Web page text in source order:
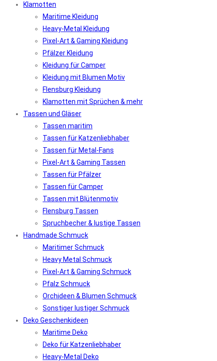
Klamotten
Maritime Kleidung
Heavy-Metal Kleidung
Pixel-Art & Gaming Kleidung
Pfälzer Kleidung
Kleidung für Camper
Kleidung mit Blumen Motiv
Flensburg Kleidung
Klamotten mit Sprüchen & mehr
Tassen und Gläser
Tassen maritim
Tassen für Katzenliebhaber
Tassen für Metal-Fans
Pixel-Art & Gaming Tassen
Tassen für Pfälzer
Tassen für Camper
Tassen mit Blütenmotiv
Flensburg Tassen
Spruchbecher & lustige Tassen
Handmade Schmuck
Maritimer Schmuck
Heavy Metal Schmuck
Pixel-Art & Gaming Schmuck
Pfalz Schmuck
Orchideen & Blumen Schmuck
Sonstiger lustiger Schmuck
Deko Geschenkideen
Maritime Deko
Deko für Katzenliebhaber
Heavy-Metal Deko